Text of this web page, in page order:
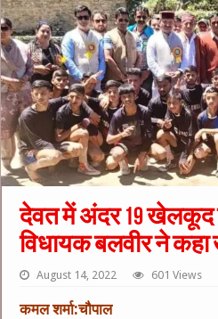
देवत में अंदर 19 खेलकूद
विधायक बलवीर ने
August 14, 2022 601 Views
कमल शर्मा:चौपाल